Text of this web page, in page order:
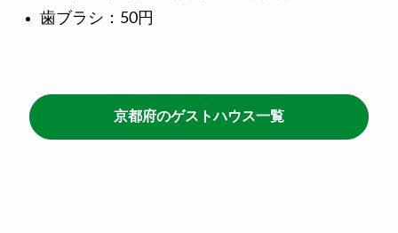
歯ブラシ：50円
京都府のゲストハウス一覧